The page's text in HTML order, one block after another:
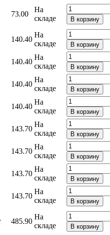
73.00
На
складе
В корзину
140.40
На
складе
В корзину
140.40
На
складе
В корзину
140.40
На
складе
В корзину
140.40
На
складе
В корзину
143.70
На
складе
В корзину
143.70
На
складе
В корзину
143.70
На
складе
В корзину
143.70
На
складе
В корзину
485.90
На
складе
В корзину